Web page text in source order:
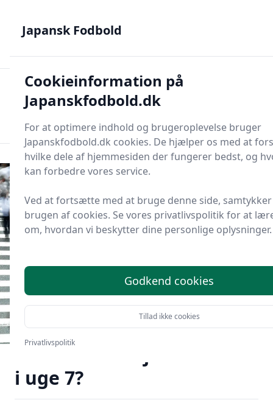
japanske talenter
Japansk Fodbold
Søg nu
Hvordan er vejret i Osaka
i uge 7?
Japansk Fodbold
Cookieinformation på
Japanskfodbold.dk
For at optimere indhold og brugeroplevelse bruger
Japanskfodbold.dk cookies. De hjælper os med at
hvilke dele af hjemmesiden der fungerer bedst, og
kan forbedre vores service.
Ved at fortsætte med at bruge denne side,
brugen af cookies. Se vores privatlivspolitik for at
om, hvordan vi beskytter dine personlige oplysninger.
Godkend cookies
Tillad ikke cookies
Privatlivspolitik